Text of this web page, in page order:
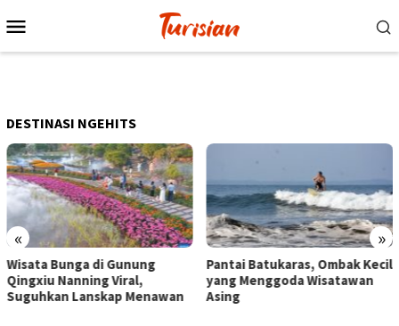
ke
Mobile
DESTINASI NGEHITS
« »
Gunung
Viral,
Menawan
Pantai Batukaras, Ombak Kecil
yang Menggoda Wisatawan
Asing
Senja di
Wisatawan